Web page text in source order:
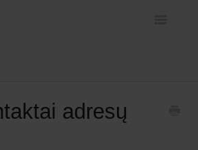
ir pasirašymo būdai
adresų